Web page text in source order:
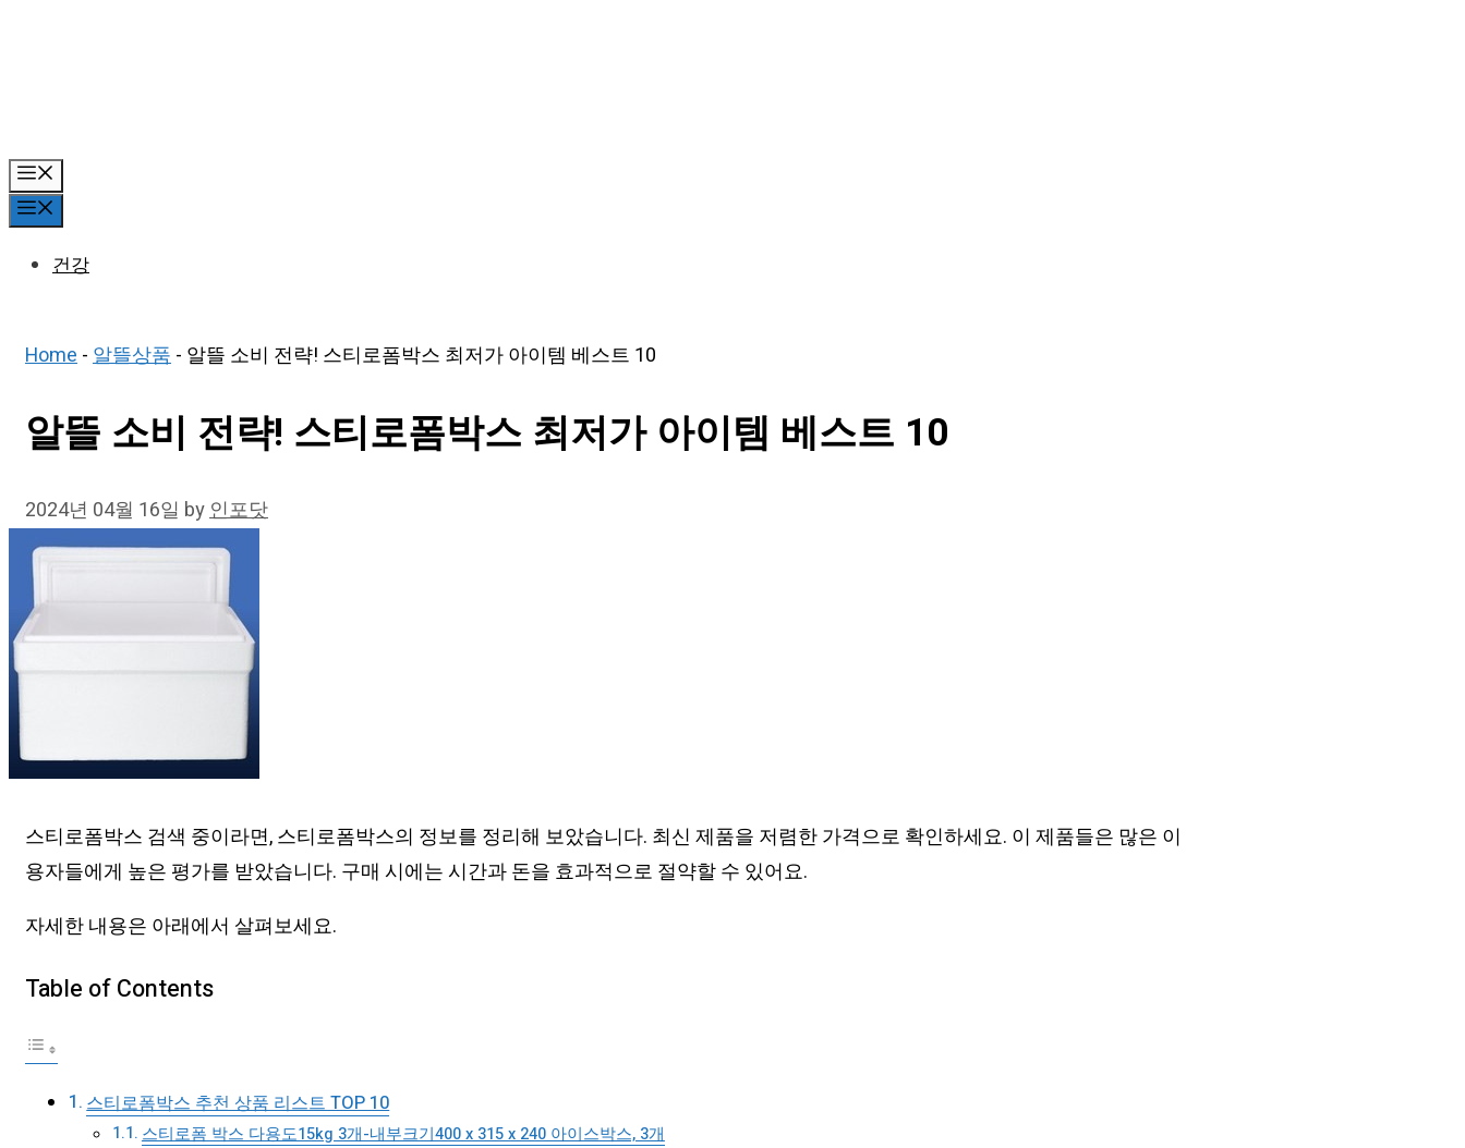
건강
Home-알뜰상품- 알뜰 소비 전략! 스티로폼박스 최저가 아이템 베스트 10
알뜰 소비 전략! 스티로폼박스 최저가 아이템 베스트 10
2024년 04월 16일 by인포닷
스티로폼박스 검색 중이라면, 스티로폼박스의 정보를 정리해 보았습니다. 최신 제품을 저렴한 가격으로 확인하세요. 이 제품들은 많은 이
용자들에게 높은 평가를 받았습니다. 구매 시에는 시간과 돈을 효과적으로 절약할 수 있어요.
자세한 내용은 아래에서 살펴보세요.
Table of Contents
스티로폼박스 추천 상품 리스트 TOP 10
스티로폼 박스 다용도15kg 3개-내부크기400 x 315 x 240 아이스박스, 3개